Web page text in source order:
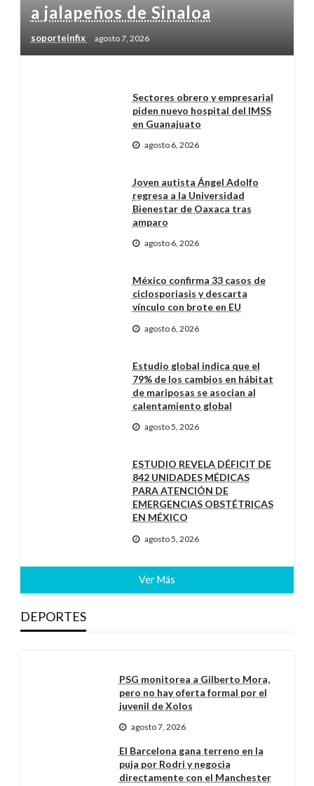
a jalapeños de Sinaloa
soporteinfix agosto 7, 2026
Sectores obrero y empresarial
piden nuevo hospital del IMSS
en Guanajuato
agosto 6, 2026
Joven autista Ángel Adolfo
regresa a la Universidad
Bienestar de Oaxaca tras
amparo
agosto 6, 2026
México confirma 33 casos de
ciclosporiasis y descarta
vínculo con brote en EU
agosto 6, 2026
Estudio global indica que el
79% de los cambios en hábitat
de mariposas se asocian al
calentamiento global
agosto 5, 2026
ESTUDIO REVELA DÉFICIT DE
842 UNIDADES MÉDICAS
PARA ATENCIÓN DE
EMERGENCIAS OBSTÉTRICAS
EN MÉXICO
agosto 5, 2026
Ver Más
DEPORTES
PSG monitorea a Gilberto Mora,
pero no hay oferta formal por el
juvenil de Xolos
agosto 7, 2026
El Barcelona gana terreno en la
puja por Rodri y negocia
directamente con el Manchester